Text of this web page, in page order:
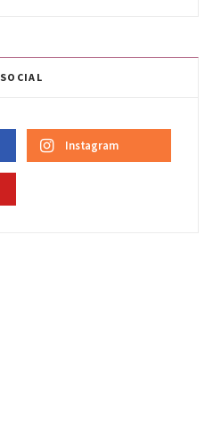
SOCIAL
Instagram